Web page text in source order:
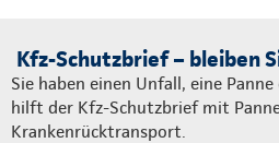
Kfz-Schutzbrief – bleiben
Sie haben einen Unfall, eine
hilft der Kfz-Schutzbrief mit
Krankenrücktransport.